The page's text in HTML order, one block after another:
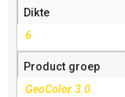
Dikte
6
Product groep
GeoColor 3.0